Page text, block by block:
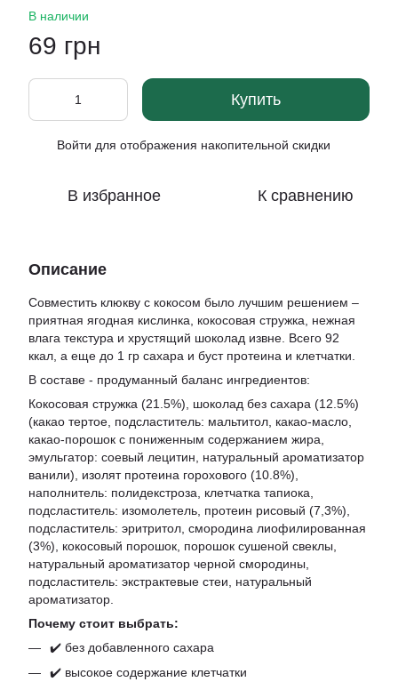
В наличии
69 грн
Купить
Войти для отображения накопительной скидки
В избранное К сравнению
Описание
Совместить клюкву с кокосом было лучшим решением –
приятная ягодная кислинка, кокосовая стружка, нежная
влага текстура и хрустящий шоколад извне. Всего 92
ккал, а еще до 1 гр сахара и буст протеина и клетчатки.
В составе - продуманный баланс ингредиентов:
Кокосовая стружка (21.5%), шоколад без сахара (12.5%)
(какао тертое, подсластитель: мальтитол, какао-масло,
какао-порошок с пониженным содержанием жира,
эмульгатор: соевый лецитин, натуральный ароматизатор
ванили), изолят протеина горохового (10.8%),
наполнитель: полидекстроза, клетчатка тапиока,
подсластитель: изомолетель, протеин рисовый (7,3%),
подсластитель: эритритол, смородина лиофилированная
(3%), кокосовый порошок, порошок сушеной свеклы,
натуральный ароматизатор черной смородины,
подсластитель: экстрактевые стеи, натуральный
ароматизатор.
Почему стоит выбрать:
✔️ без добавленного сахара
✔️ высокое содержание клетчатки